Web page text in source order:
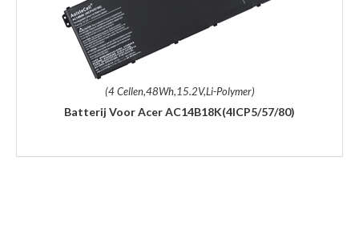
(4 Cellen,48Wh,15.2V,Li-Polymer)
Batterij Voor Acer AC14B18K(4ICP5/57/80)